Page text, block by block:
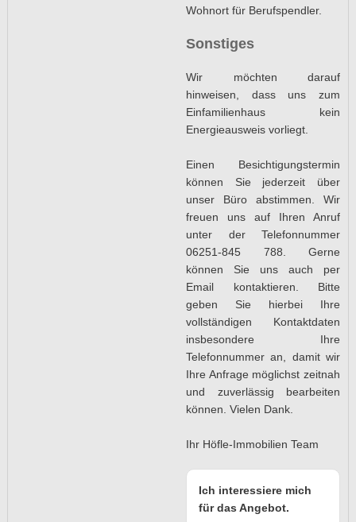
Wohnort für Berufspendler.
Sonstiges
Wir möchten darauf
hinweisen, dass uns zum
Einfamilienhaus kein
Energieausweis vorliegt.
Einen Besichtigungstermin
können Sie jederzeit über
unser Büro abstimmen. Wir
freuen uns auf Ihren Anruf
unter der Telefonnummer
06251-845 788. Gerne
können Sie uns auch per
Email kontaktieren. Bitte
geben Sie hierbei Ihre
vollständigen Kontaktdaten
insbesondere Ihre
Telefonnummer an, damit wir
Ihre Anfrage möglichst zeitnah
und zuverlässig bearbeiten
können. Vielen Dank.
Ihr Höfle-Immobilien Team
Ich interessiere mich
für das Angebot.